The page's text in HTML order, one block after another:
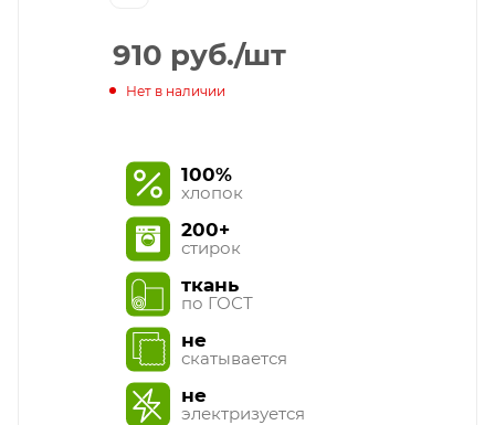
910 руб./шт
Нет в наличии
100%
хлопок
200+
стирок
ткань
по ГОСТ
не
скатывается
не
электризуется